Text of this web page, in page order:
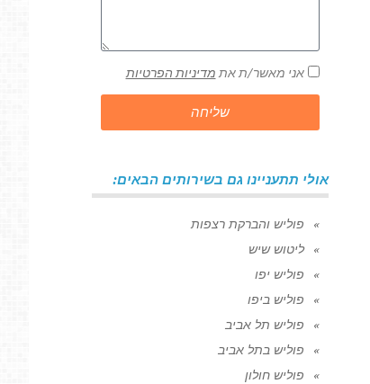
אני מאשר/ת את מדיניות הפרטיות
שליחה
אולי תתעניינו גם בשירותים הבאים:
פוליש והברקת רצפות
ליטוש שיש
פוליש יפו
פוליש ביפו
פוליש תל אביב
פוליש בתל אביב
פוליש חולון